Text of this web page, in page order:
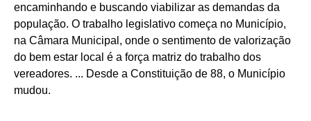
encaminhando e buscando viabilizar as demandas da
população. O trabalho legislativo começa no Município,
na Câmara Municipal, onde o sentimento de valorização
do bem estar local é a força matriz do trabalho dos
vereadores. ... Desde a Constituição de 88, o Município
mudou.